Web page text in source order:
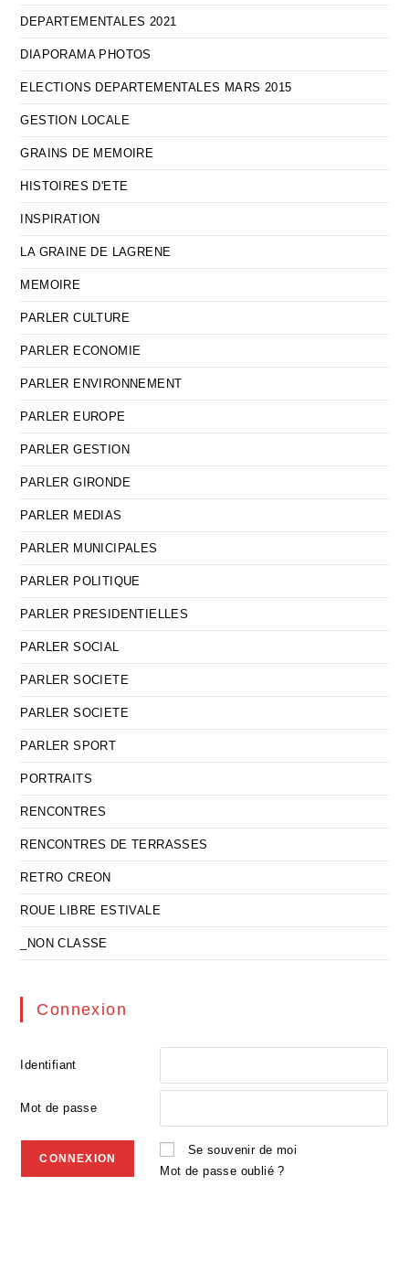
DEPARTEMENTALES 2021
DIAPORAMA PHOTOS
ELECTIONS DEPARTEMENTALES MARS 2015
GESTION LOCALE
GRAINS DE MEMOIRE
HISTOIRES D'ETE
INSPIRATION
LA GRAINE DE LAGRENE
MEMOIRE
PARLER CULTURE
PARLER ECONOMIE
PARLER ENVIRONNEMENT
PARLER EUROPE
PARLER GESTION
PARLER GIRONDE
PARLER MEDIAS
PARLER MUNICIPALES
PARLER POLITIQUE
PARLER PRESIDENTIELLES
PARLER SOCIAL
PARLER SOCIETE
PARLER SOCIETE
PARLER SPORT
PORTRAITS
RENCONTRES
RENCONTRES DE TERRASSES
RETRO CREON
ROUE LIBRE ESTIVALE
_NON CLASSE
Connexion
Identifiant
Mot de passe
Se souvenir de moi
Mot de passe oublié ?